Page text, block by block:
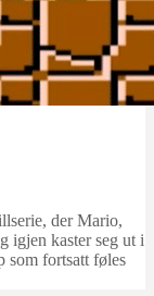
der Mario,
igjen kaster seg ut i
som fortsatt føles